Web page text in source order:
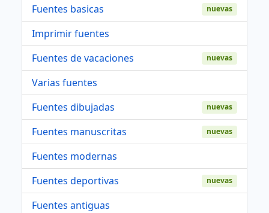
Fuentes basicas nuevas
Imprimir fuentes
Fuentes de vacaciones
nuevas
Varias fuentes
Fuentes dibujadas
nuevas
Fuentes manuscritas nuevas
Fuentes modernas
Fuentes deportivas
nuevas
Fuentes antiguas